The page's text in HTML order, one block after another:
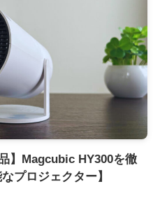
】Magcubic HY300を徹
プロジェクター】